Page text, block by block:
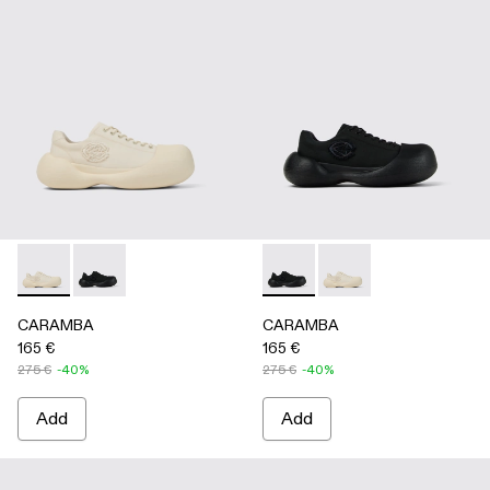
CARAMBA - A500051-002 - WHITE
CARAMBA - A500051-001 - BLACK
CARAMBA
165 €
275 € -40%
Add
CARAMBA - A500051-001 -
CARAMBA -
CARAMBA
165 €
275 € -40%
Add